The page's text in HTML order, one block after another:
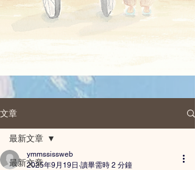
文章
最新文章
最新文章
ymmssissweb
2025年9月19日 讀畢需時 2 分鐘